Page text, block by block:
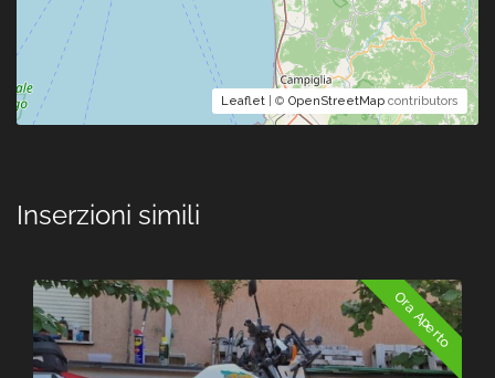
Leaflet | © OpenStreetMap contributors
Inserzioni simili
Ora Aperto